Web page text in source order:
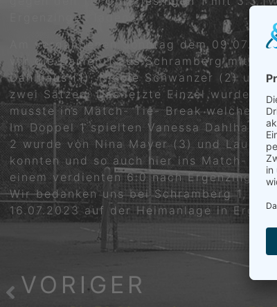
Ergenzingen laden.
Am vergangenen Sonntag dem
wir die Damen 1 aus Schramberg mit
Dahlhaus (1), Nicole Schwanzer (2)
zwei Sätzen. Das letzte Einzel wurde
musste ins Match- Tie- Break welche
Im Doppel 1 spielten Vanessa
2 wurde von Nina Mayer (3) und Laura
konnten und so auch hier ins Match-
einem verdienten 6:0 nach Ergenzingen.
Wir bedanken uns bei Schramberg 1,
16.07.2023 auf der Heimanlage in
VORIGER